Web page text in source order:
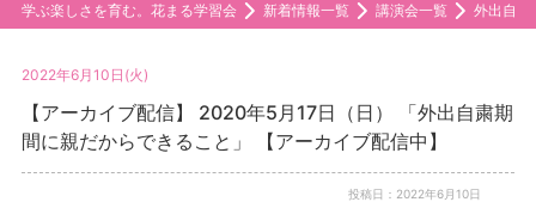
学ぶ楽しさを育む。花まる学習会 新着情報一覧 講演会一覧 外出自粛
2022年6月10日(火)
【アーカイブ配信】 2020年5月17日（日） 「外出自粛期
間に親だからできること」 【アーカイブ配信中】
投稿日：2022年6月10日